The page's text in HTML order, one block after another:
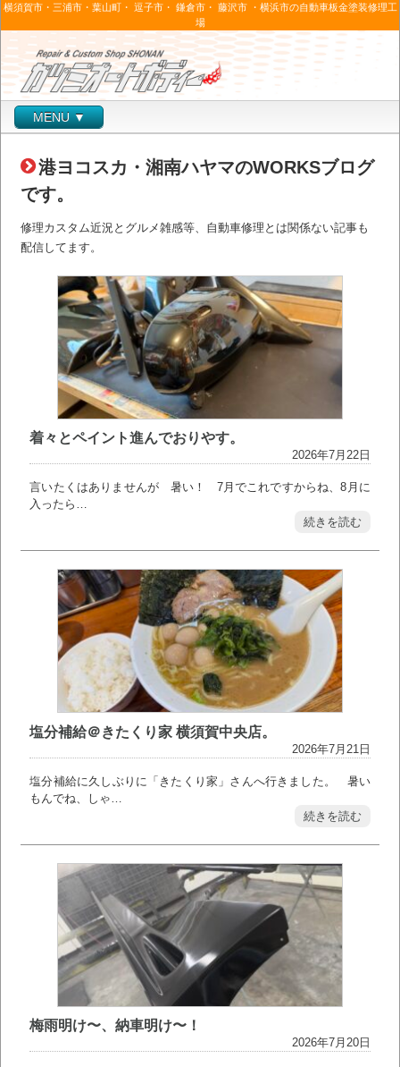
横須賀市・三浦市・葉山町・ 逗子市・ 鎌倉市・ 藤沢市 ・横浜市の自動車板金塗装修理工
場
MENU ▼
港ヨコスカ・湘南ハヤマのWORKSブログ
です。
修理カスタム近況とグルメ雑感等、自動車修理とは関係ない記事も
配信してます。
着々とペイント進んでおりやす。
2026年7月22日
言いたくはありませんが 暑い！ 7月でこれですからね、8月に
入ったら…
続きを読む
塩分補給＠きたくり家 横須賀中央店。
2026年7月21日
塩分補給に久しぶりに「きたくり家」さんへ行きました。 暑い
もんでね、しゃ…
続きを読む
梅雨明け〜、納車明け〜！
2026年7月20日